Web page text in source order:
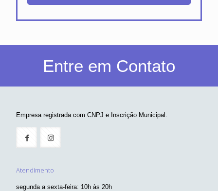
Entre em Contato
Empresa registrada com CNPJ e Inscrição Municipal.
Atendimento
segunda a sexta-feira: 10h às 20h